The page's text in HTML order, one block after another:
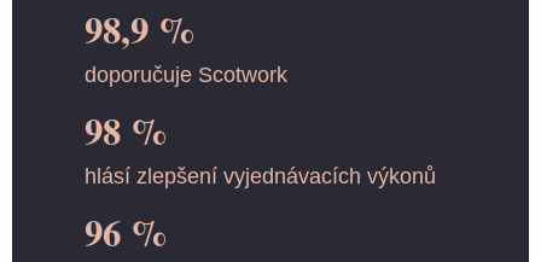
98,9 %
doporučuje Scotwork
98 %
hlásí zlepšení vyjednávacích výkonů
96 %